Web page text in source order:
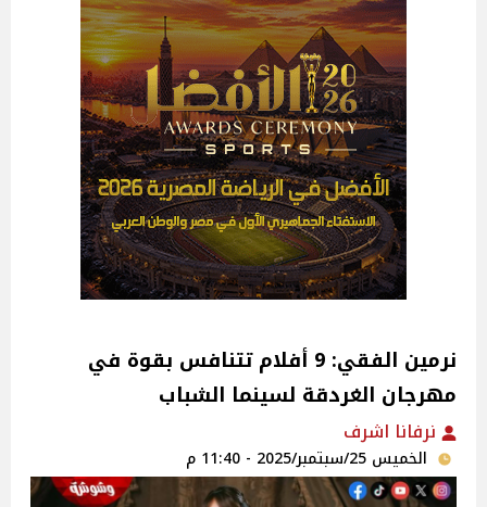
نرمين الفقي: 9 أفلام تتنافس بقوة في
مهرجان الغردقة لسينما الشباب
نرفانا اشرف
الخميس 25/سبتمبر/2025 - 11:40 م